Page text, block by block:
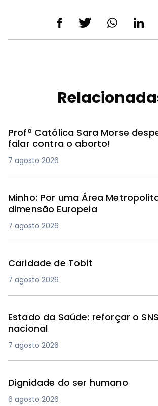
Profª Católica Sara Morse
falar contra o aborto!
7 agosto 2026
Minho: Por uma Área
dimensão Europeia
7 agosto 2026
Caridade de Tobit
7 agosto 2026
Estado da Saúde: reforçar o
nacional
7 agosto 2026
Dignidade do ser humano
6 agosto 2026